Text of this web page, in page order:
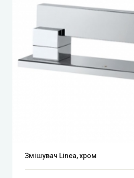
Змішувач Linea, хром